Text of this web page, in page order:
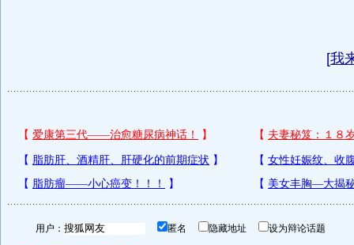
[我
用户： 匿名 隐藏地址 设为辩论话题